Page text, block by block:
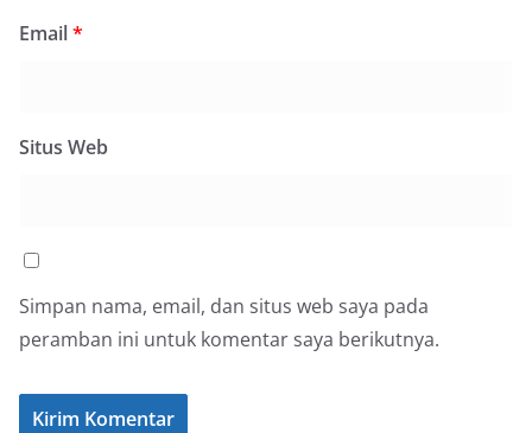
Email*
Situs Web
Simpan nama, email, dan situs web saya pada
peramban ini untuk komentar saya berikutnya.